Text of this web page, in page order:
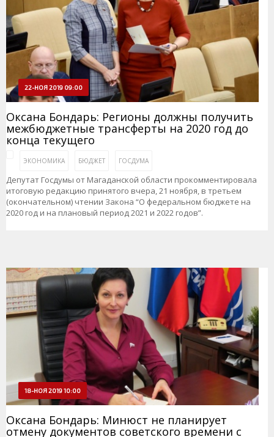
22-НОЯ 2019 09:00
Оксана Бондарь: Регионы должны получить
межбюджетные трансферты на 2020 год до
конца текущего
ЭКОНОМИКА БЮДЖЕТ ГОСДУМА
Депутат Госдумы от Магаданской области прокомментировала
итоговую редакцию принятого вчера, 21 ноября, в третьем
(окончательном) чтении Закона “О федеральном бюджете на
2020 год и на плановый период 2021 и 2022 годов”.
18-НОЯ 2019 10:00
Оксана Бондарь: Минюст не планирует
отмену документов советского времени с